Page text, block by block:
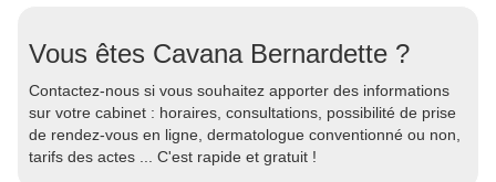
Vous êtes Cavana Bernardette ?
Contactez-nous si vous souhaitez apporter des informations
sur votre cabinet : horaires, consultations, possibilité de prise
de rendez-vous en ligne, dermatologue conventionné ou non,
tarifs des actes ... C'est rapide et gratuit !